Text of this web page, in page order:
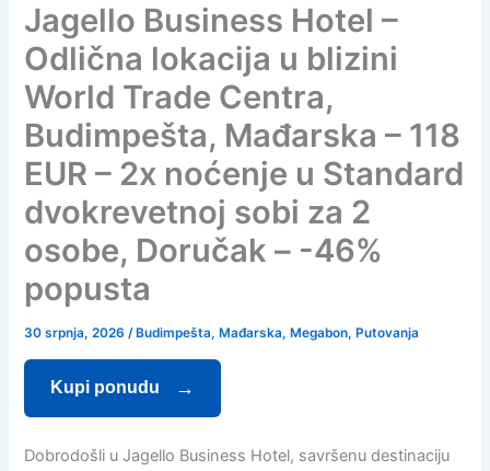
Jagello Business Hotel –
Odlična lokacija u blizini
World Trade Centra,
Budimpešta, Mađarska – 118
EUR – 2x noćenje u Standard
dvokrevetnoj sobi za 2
osobe, Doručak – -46%
popusta
30 srpnja, 2026/ Budimpešta, Mađarska, Megabon, Putovanja
Kupi ponudu
Dobrodošli u Jagello Business Hotel, savršenu destinaciju